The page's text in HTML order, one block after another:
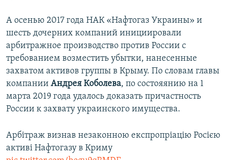
А осенью 2017 года НАК «Нафтогаз Украины» и
шесть дочерних компаний инициировали
арбитражное производство против России с
требованием возместить убытки, нанесенные
захватом активов группы в Крыму. По словам главы
компании Андрея Коболева, по состояянию на 1
марта 2019 года удалось доказать причастность
России к захвату украинского имущества.
Арбітраж визнав незаконною експропріацію Росією
активі Нафтогазу в Криму